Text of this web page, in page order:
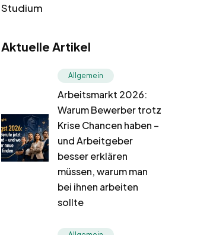
Studium
Aktuelle Artikel
Allgemein
Arbeitsmarkt 2026:
Warum Bewerber trotz
Krise Chancen haben –
und Arbeitgeber
besser erklären
müssen, warum man
bei ihnen arbeiten
sollte